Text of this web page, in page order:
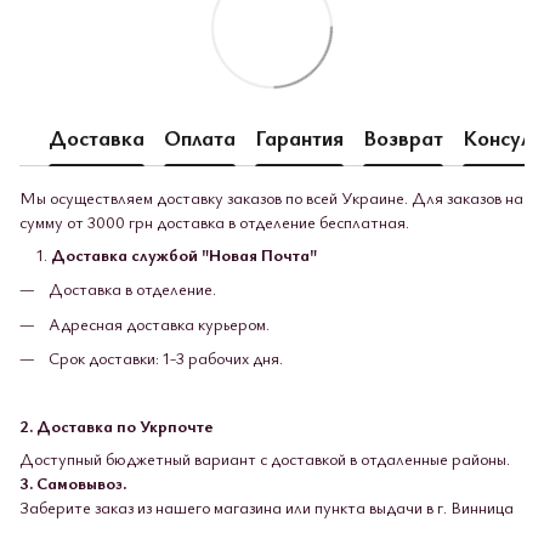
Доставка Оплата Гарантия Возврат
Мы осуществляем доставку заказов по всей Украине. Для заказов на
сумму от 3000 грн доставка в отделение бесплатная.
Доставка службой "Новая Почта"
Доставка в отделение.
Адресная доставка курьером.
Срок доставки: 1-3 рабочих дня.
2. Доставка по Укрпочте
Доступный бюджетный вариант с доставкой в ​​отдаленные районы.
3. Самовывоз.
Заберите заказ из нашего магазина или пункта выдачи в г. Винница